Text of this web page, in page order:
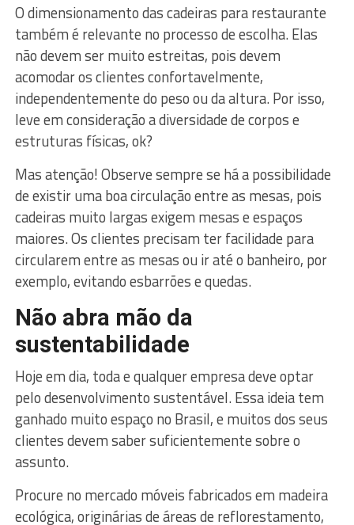
O dimensionamento das cadeiras para restaurante
também é relevante no processo de escolha. Elas
não devem ser muito estreitas, pois devem
acomodar os clientes confortavelmente,
independentemente do peso ou da altura. Por isso,
leve em consideração a diversidade de corpos e
estruturas físicas, ok?
Mas atenção! Observe sempre se há a possibilidade
de existir uma boa circulação entre as mesas, pois
cadeiras muito largas exigem mesas e espaços
maiores. Os clientes precisam ter facilidade para
circularem entre as mesas ou ir até o banheiro, por
exemplo, evitando esbarrões e quedas.
Não abra mão da
sustentabilidade
Hoje em dia, toda e qualquer empresa deve optar
pelo desenvolvimento sustentável. Essa ideia tem
ganhado muito espaço no Brasil, e muitos dos seus
clientes devem saber suficientemente sobre o
assunto.
Procure no mercado móveis fabricados em madeira
ecológica, originárias de áreas de reflorestamento,